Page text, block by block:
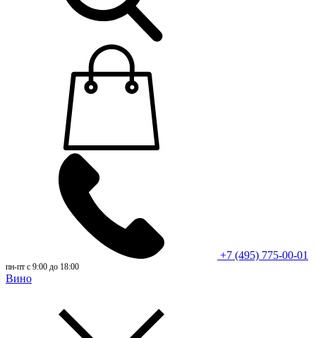
+7 (495) 775-00-01
пн-пт с 9:00 до 18:00
Вино